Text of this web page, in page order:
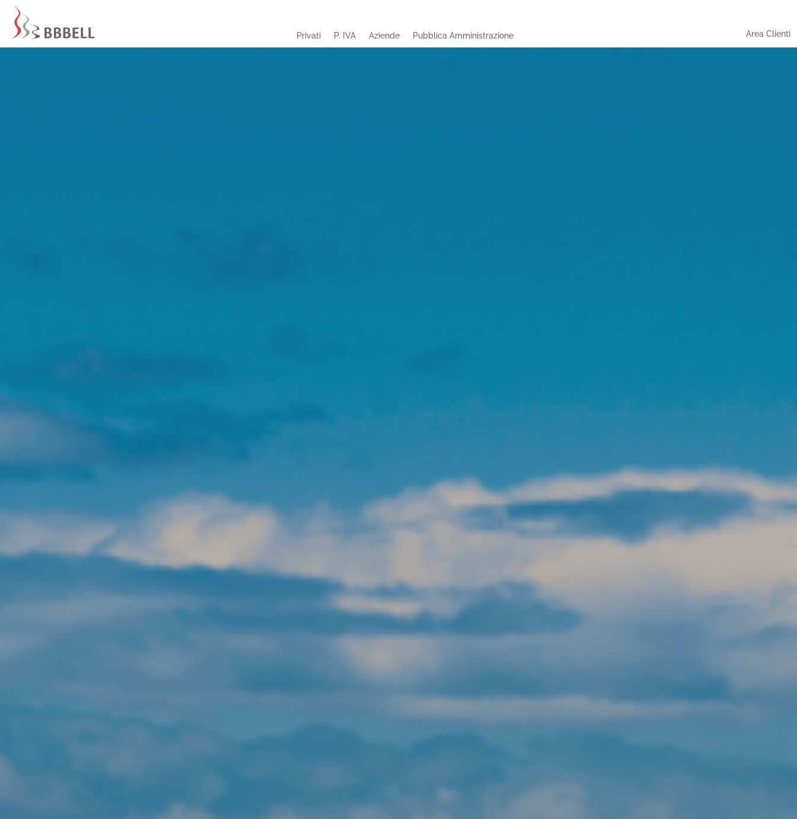
Privati P. IVA Aziende Pubblica Amministrazione Area Clienti